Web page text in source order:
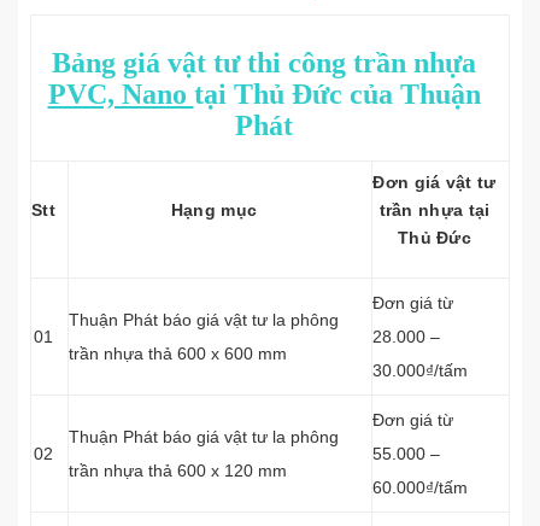
Bảng giá vật tư thi công trần nhựa
PVC, Nano tại Thủ Đức của Thuận
Phát
Stt Hạng mục
Đơn giá vật tư
trần nhựa tại
Thủ Đức
01
Thuận Phát báo giá vật tư la phông
trần nhựa thả 600 x 600 mm
Đơn giá từ
28.000 –
30.000₫/tấm
02
Thuận Phát báo giá vật tư la phông
trần nhựa thả 600 x 120 mm
Đơn giá từ
55.000 –
60.000₫/tấm